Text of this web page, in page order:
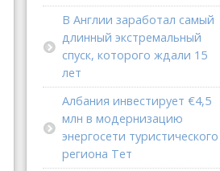
В Англии заработал самый
длинный экстремальный
спуск, которого ждали 15
лет
Албания инвестирует €4,5
млн в модернизацию
энергосети туристического
региона Тет